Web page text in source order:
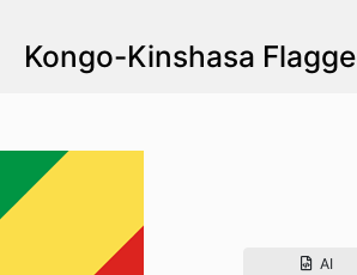
Kongo-Kinshasa Flagge
AI